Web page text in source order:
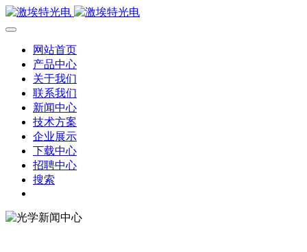
网站首页
产品中心
关于我们
联系我们
新闻中心
技术方案
企业展示
下载中心
招聘中心
搜索